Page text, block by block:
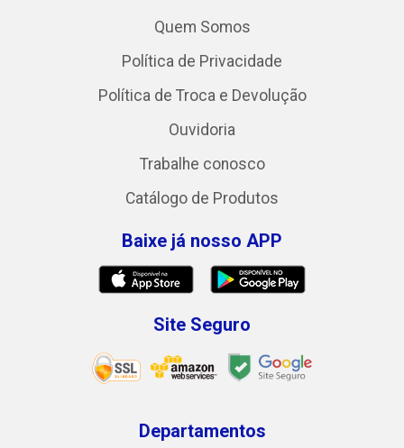
Quem Somos
Política de Privacidade
Política de Troca e Devolução
Ouvidoria
Trabalhe conosco
Catálogo de Produtos
Baixe já nosso APP
Site Seguro
Departamentos